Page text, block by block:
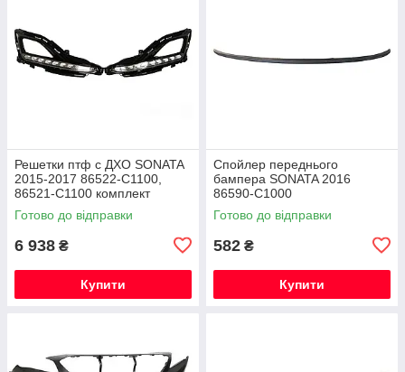
Решетки птф с ДХО SONATA
2015-2017 86522-C1100,
86521-C1100 комплект
Готово до відправки
6 938 ₴
Купити
Спойлер переднього
бампера SONATA 2016
86590-C1000
Готово до відправки
582 ₴
Купити